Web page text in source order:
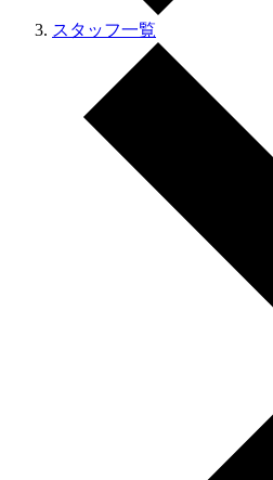
スタッフ一覧